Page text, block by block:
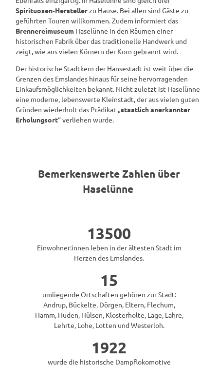
Spirituosen-Herstellerzu Hause. Bei allen sind Gäste zu
geführten Touren willkommen. Zudem informiert das
Brennereimuseum Haselünne in den Räumen einer
historischen Fabrik über das traditionelle Handwerk und
zeigt, wie aus vielen Körnern der Korn gebrannt wird.
Der historische Stadtkern der Hansestadt ist weit über die
Grenzen des Emslandes hinaus für seine hervorragenden
Einkaufsmöglichkeiten bekannt. Nicht zuletzt ist Haselünne
eine moderne, lebenswerte Kleinstadt, der aus vielen guten
Gründen wiederholt das Prädikat „staatlich anerkannter
Erholungsort“ verliehen wurde.
Bemerkenswerte Zahlen über
Haselünne
13500
Einwohner:innen leben in der ältesten Stadt im
Herzen des Emslandes.
15
umliegende Ortschaften gehören zur Stadt:
Andrup, Bückelte, Dörgen, Eltern, Flechum,
Hamm, Huden, Hülsen, Klosterholte, Lage, Lahre,
Lehrte, Lohe, Lotten und Westerloh.
1922
wurde die historische Dampflokomotive